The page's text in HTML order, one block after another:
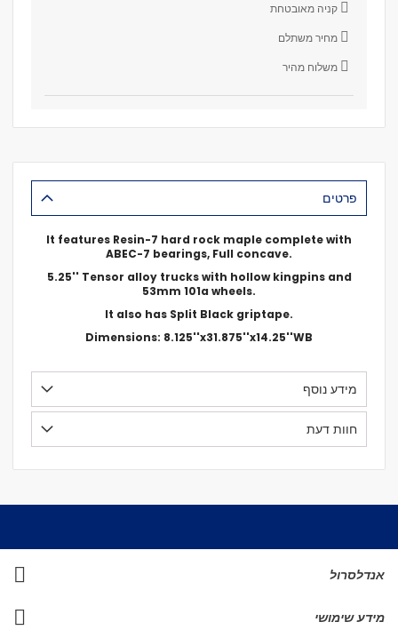
קניה מאובטחת
מחיר משתלם
משלוח מהיר
פרטים
It features Resin-7 hard rock maple complete with
ABEC-7 bearings, Full concave.
5.25'' Tensor alloy trucks with hollow kingpins and
53mm 101a wheels.
It also has Split Black griptape.
Dimensions: 8.125''x31.875''x14.25''WB
מידע נוסף
חוות דעת
אנדלסרול
מידע שימושי